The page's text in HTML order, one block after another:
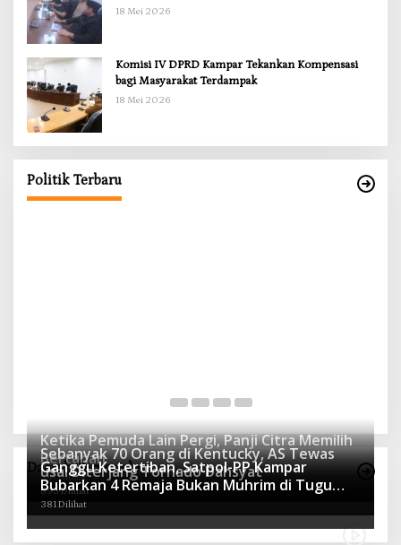
Kompensasi untuk Warga Sungai Tapung
18 Mei 2026
Komisi IV DPRD Kampar Tekankan Kompensasi
bagi Masyarakat Terdampak
18 Mei 2026
Politik Terbaru
Daerah Terpopuler
Ketika Pemuda Lain Pergi, Panji Citra Memilih
Bertahan
547 Dilihat
Sebanyak 70 Orang di Kentucky, AS Tewas
usai Diterjang Tornado Dahsyat
395 Dilihat
Ganggu Ketertiban, Satpol-PP Kampar
Bubarkan 4 Remaja Bukan Muhrim di Tugu
Batu Hitam dan Tigo Tungku Sajoangan
381 Dilihat